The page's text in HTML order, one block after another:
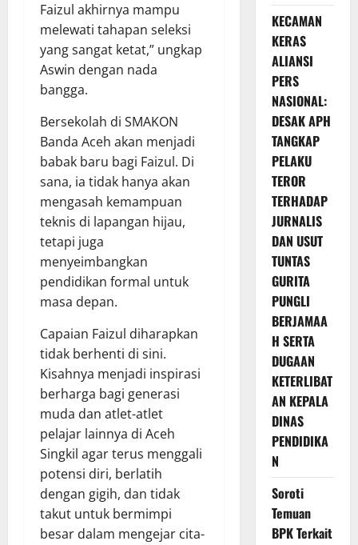
Faizul akhirnya mampu
melewati tahapan seleksi
yang sangat ketat,” ungkap
Aswin dengan nada
bangga.
Bersekolah di SMAKON
Banda Aceh akan menjadi
babak baru bagi Faizul. Di
sana, ia tidak hanya akan
mengasah kemampuan
teknis di lapangan hijau,
tetapi juga
menyeimbangkan
pendidikan formal untuk
masa depan.
Capaian Faizul diharapkan
tidak berhenti di sini.
Kisahnya menjadi inspirasi
berharga bagi generasi
muda dan atlet-atlet
pelajar lainnya di Aceh
Singkil agar terus menggali
potensi diri, berlatih
dengan gigih, dan tidak
takut untuk bermimpi
besar dalam mengejar cita-
KECAMAN
KERAS
ALIANSI
PERS
NASIONAL:
DESAK APH
TANGKAP
PELAKU
TEROR
TERHADAP
JURNALIS
DAN USUT
TUNTAS
GURITA
PUNGLI
BERJAMAA
H SERTA
DUGAAN
KETERLIBAT
AN KEPALA
DINAS
PENDIDIKA
N
Soroti
Temuan
BPK Terkait